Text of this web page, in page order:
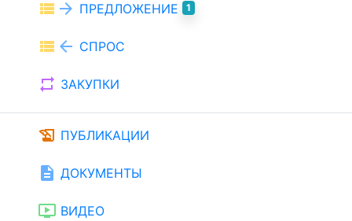
view_list arrow_forward ПРЕДЛОЖЕНИЕ 1
view_list arrow_back СПРОС
repeat ЗАКУПКИ
history_edu ПУБЛИКАЦИИ
description ДОКУМЕНТЫ
ondemand_video ВИДЕО